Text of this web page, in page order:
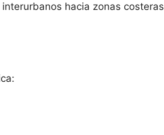
hacia zonas costeras